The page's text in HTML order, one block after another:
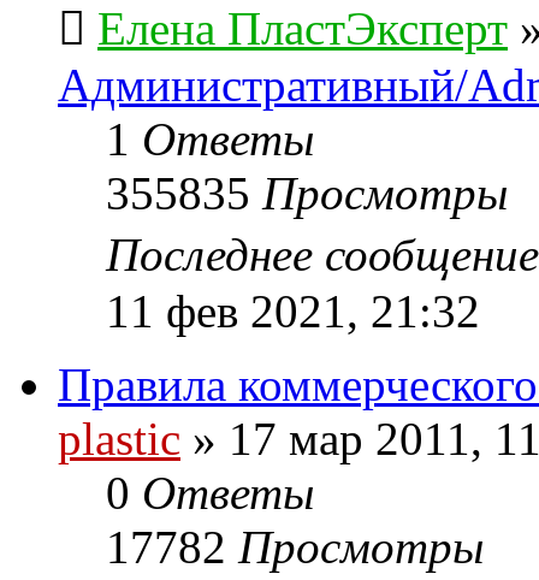
Елена ПластЭксперт
Административный/
1 Ответы
355835 Просмотры
Последнее
11 фев 2021, 21:32
Правила
plastic » 17 мар 2011,
0 Ответы
17782 Просмотры